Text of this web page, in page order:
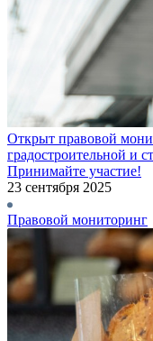
Открыт правовой
градостроительной и
Принимайте участие!
23 сентября 2025
Правовой мониторинг